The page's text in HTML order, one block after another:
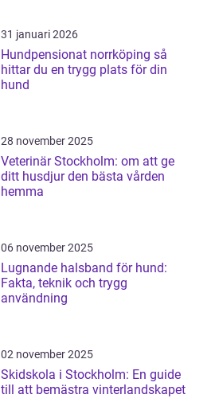
31 januari 2026
Hundpensionat norrköping så
hittar du en trygg plats för din
hund
28 november 2025
Veterinär Stockholm: om att ge
ditt husdjur den bästa vården
hemma
06 november 2025
Lugnande halsband för hund:
Fakta, teknik och trygg
användning
02 november 2025
Skidskola i Stockholm: En guide
till att bemästra vinterlandskapet